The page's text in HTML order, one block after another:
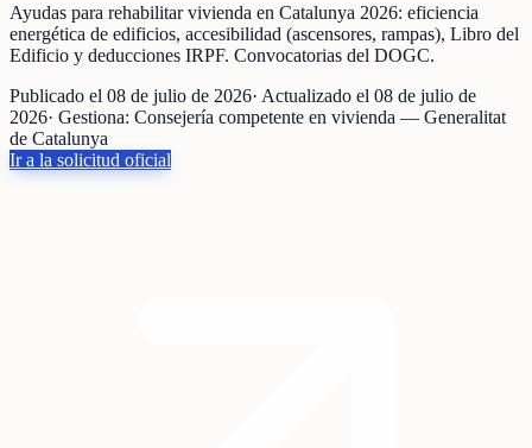
Ayudas para rehabilitar vivienda en Catalunya 2026: eficiencia
energética de edificios, accesibilidad (ascensores, rampas), Libro del
Edificio y deducciones IRPF. Convocatorias del DOGC.
Publicado el 08 de julio de 2026· Actualizado el 08 de julio de
2026· Gestiona: Consejería competente en vivienda — Generalitat
de Catalunya
Ir a la solicitud oficial